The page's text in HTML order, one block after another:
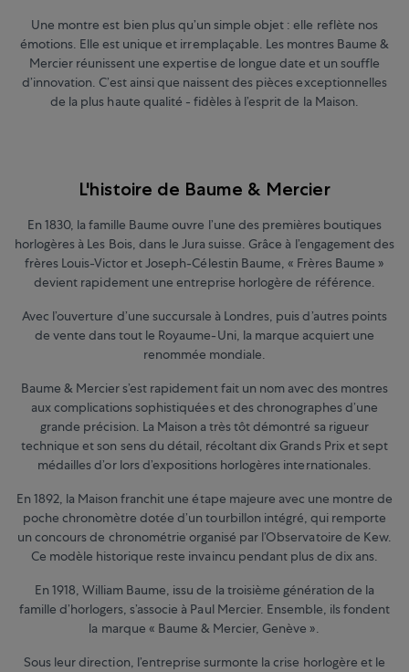
Une montre est bien plus qu’un simple objet : elle reflète nos
émotions. Elle est unique et irremplaçable. Les montres Baume &
Mercier réunissent une expertise de longue date et un souffle
d’innovation. C’est ainsi que naissent des pièces exceptionnelles
de la plus haute qualité - fidèles à l’esprit de la Maison.
L'histoire de Baume & Mercier
En 1830, la famille Baume ouvre l’une des premières boutiques
horlogères à Les Bois, dans le Jura suisse. Grâce à l’engagement des
frères Louis-Victor et Joseph-Célestin Baume, « Frères Baume »
devient rapidement une entreprise horlogère de référence.
Avec l’ouverture d’une succursale à Londres, puis d’autres points
de vente dans tout le Royaume-Uni, la marque acquiert une
renommée mondiale.
Baume & Mercier s’est rapidement fait un nom avec des montres
aux complications sophistiquées et des chronographes d’une
grande précision. La Maison a très tôt démontré sa rigueur
technique et son sens du détail, récoltant dix Grands Prix et sept
médailles d’or lors d’expositions horlogères internationales.
En 1892, la Maison franchit une étape majeure avec une montre de
poche chronomètre dotée d’un tourbillon intégré, qui remporte
un concours de chronométrie organisé par l’Observatoire de Kew.
Ce modèle historique reste invaincu pendant plus de dix ans.
En 1918, William Baume, issu de la troisième génération de la
famille d’horlogers, s’associe à Paul Mercier. Ensemble, ils fondent
la marque « Baume & Mercier, Genève ».
Sous leur direction, l’entreprise surmonte la crise horlogère et le